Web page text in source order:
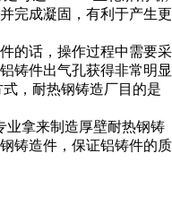
荣誉资质
联系我们
完成凝固，有利于产生更
的话，操作过程中需要采
铸件出气孔获得非常明显
，耐热钢铸造厂目的是
拿来制造厚壁耐热钢铸
铸造件，保证铝铸件的质